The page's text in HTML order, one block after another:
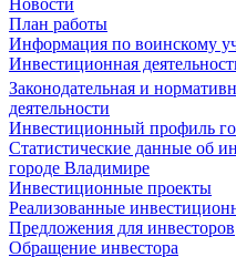
Новости
План работы
Информация по воинскому
Инвестиционная
Законодательная и
деятельности
Инвестиционный профиль
Статистические данные об
городе Владимире
Инвестиционные проекты
Реализованные
Предложения для инвесторов
Обращение инвестора